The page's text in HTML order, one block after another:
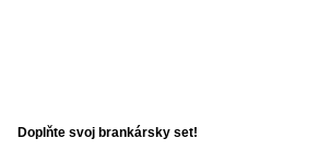
Doplňte svoj brankársky set!